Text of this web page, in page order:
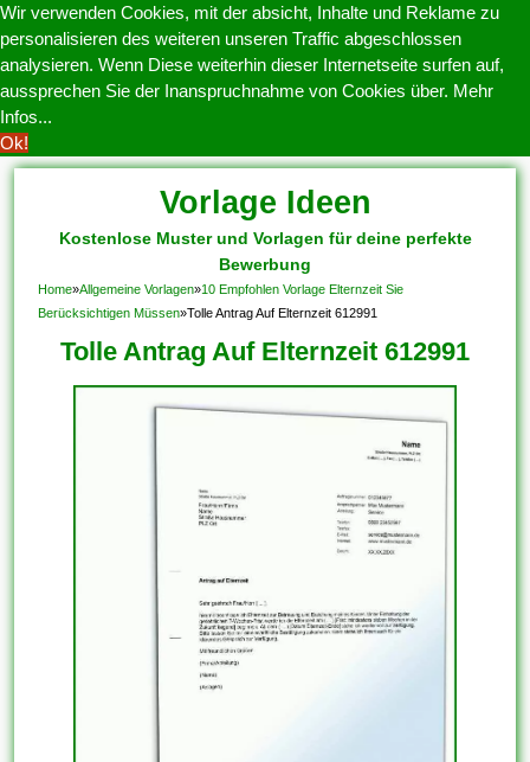
Wir verwenden Cookies, mit der absicht, Inhalte und Reklame zu
personalisieren des weiteren unseren Traffic abgeschlossen
analysieren. Wenn Diese weiterhin dieser Internetseite surfen auf,
aussprechen Sie der Inanspruchnahme von Cookies über. Mehr
Infos...
Ok!
Vorlage Ideen
Kostenlose Muster und Vorlagen für deine perfekte
Bewerbung
Home»Allgemeine Vorlagen»10 Empfohlen Vorlage Elternzeit Sie
Berücksichtigen Müssen»Tolle Antrag Auf Elternzeit 612991
Tolle Antrag Auf Elternzeit 612991